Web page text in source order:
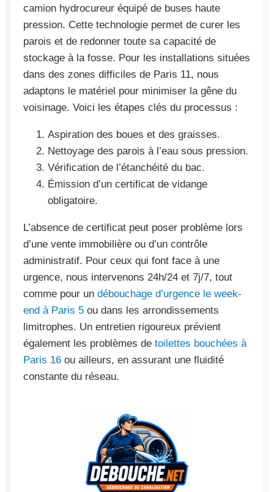
camion hydrocureur équipé de buses haute
pression. Cette technologie permet de curer les
parois et de redonner toute sa capacité de
stockage à la fosse. Pour les installations situées
dans des zones difficiles de Paris 11, nous
adaptons le matériel pour minimiser la gêne du
voisinage. Voici les étapes clés du processus :
Aspiration des boues et des graisses.
Nettoyage des parois à l’eau sous pression.
Vérification de l’étanchéité du bac.
Émission d’un certificat de vidange
obligatoire.
L’absence de certificat peut poser problème lors
d’une vente immobilière ou d’un contrôle
administratif. Pour ceux qui font face à une
urgence, nous intervenons 24h/24 et 7j/7, tout
comme pour un débouchage d’urgence le week-
end à Paris 5 ou dans les arrondissements
limitrophes. Un entretien rigoureux prévient
également les problèmes de toilettes bouchées à
Paris 16 ou ailleurs, en assurant une fluidité
constante du réseau.